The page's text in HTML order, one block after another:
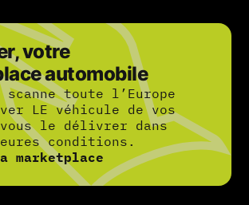
votre
automobile
toute l’Europe
LE véhicule de vos
le délivrer dans
conditions.